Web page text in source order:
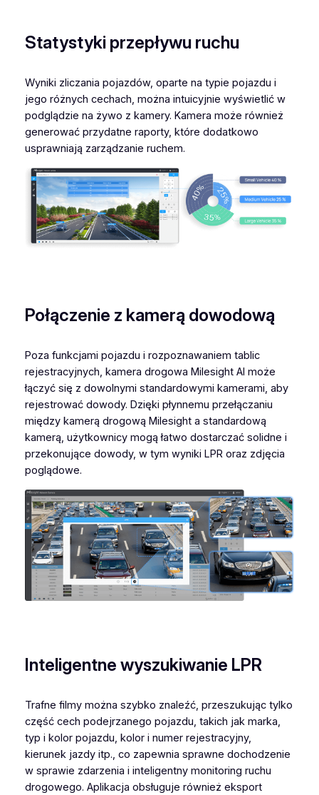
Statystyki przepływu ruchu
Wyniki zliczania pojazdów, oparte na typie pojazdu i
jego różnych cechach, można intuicyjnie wyświetlić w
podglądzie na żywo z kamery. Kamera może również
generować przydatne raporty, które dodatkowo
usprawniają zarządzanie ruchem.
Połączenie z kamerą dowodową
Poza funkcjami pojazdu i rozpoznawaniem tablic
rejestracyjnych, kamera drogowa Milesight AI może
łączyć się z dowolnymi standardowymi kamerami, aby
rejestrować dowody. Dzięki płynnemu przełączaniu
między kamerą drogową Milesight a standardową
kamerą, użytkownicy mogą łatwo dostarczać solidne i
przekonujące dowody, w tym wyniki LPR oraz zdjęcia
poglądowe.
Inteligentne wyszukiwanie LPR
Trafne filmy można szybko znaleźć, przeszukując tylko
część cech podejrzanego pojazdu, takich jak marka,
typ i kolor pojazdu, kolor i numer rejestracyjny,
kierunek jazdy itp., co zapewnia sprawne dochodzenie
w sprawie zdarzenia i inteligentny monitoring ruchu
drogowego. Aplikacja obsługuje również eksport